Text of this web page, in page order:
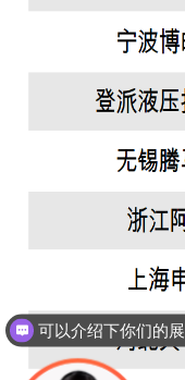
展位是如何收费呢？